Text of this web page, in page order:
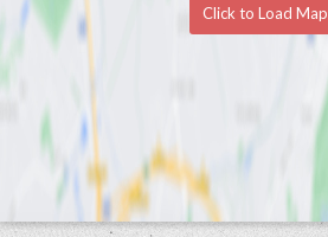
Click to Load Map